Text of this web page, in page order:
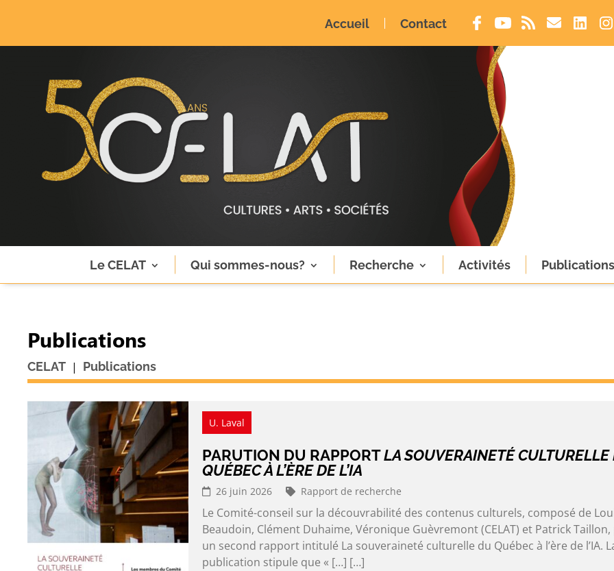
Accueil Contact
Le CELAT Qui sommes-nous? Recherche Activités Publications
Publications
CELAT | Publications
U. Laval
PARUTION DU RAPPORTLA SOUVERAINETÉ CULTURELLE
QUÉBEC À L’ÈRE DE L’IA
26 juin 2026 Rapport de recherche
Le Comité-conseil sur la découvrabilité des contenus culturels, composé de
Beaudoin, Clément Duhaime, Véronique Guèvremont (CELAT) et Patrick
un second rapport intitulé La souveraineté culturelle du Québec à l’ère de l’IA.
publication stipule que « […] […]